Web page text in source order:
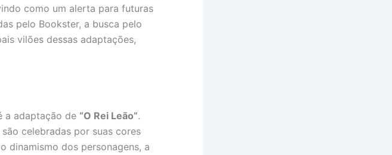
como um alerta para futuras
pelo Bookster, a busca pelo
vilões dessas adaptações,
a adaptação de “O Rei Leão”.
celebradas por suas cores
dinamismo dos personagens, a